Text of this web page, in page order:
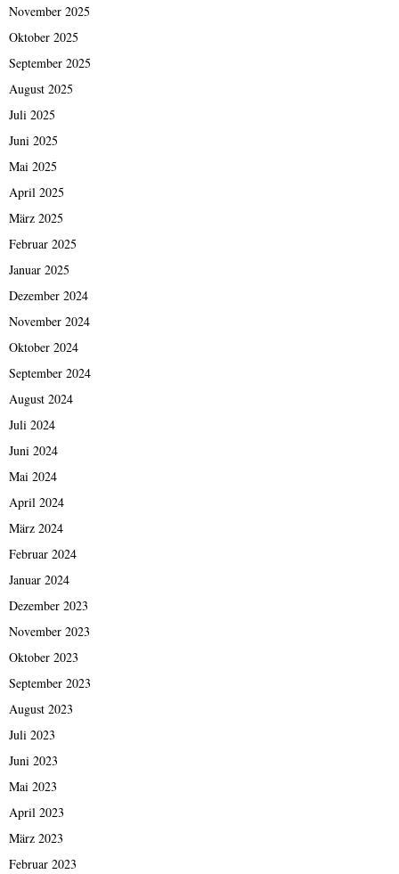
November 2025
Oktober 2025
September 2025
August 2025
Juli 2025
Juni 2025
Mai 2025
April 2025
März 2025
Februar 2025
Januar 2025
Dezember 2024
November 2024
Oktober 2024
September 2024
August 2024
Juli 2024
Juni 2024
Mai 2024
April 2024
März 2024
Februar 2024
Januar 2024
Dezember 2023
November 2023
Oktober 2023
September 2023
August 2023
Juli 2023
Juni 2023
Mai 2023
April 2023
März 2023
Februar 2023